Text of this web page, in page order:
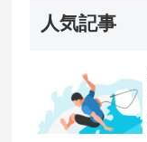
人気記事